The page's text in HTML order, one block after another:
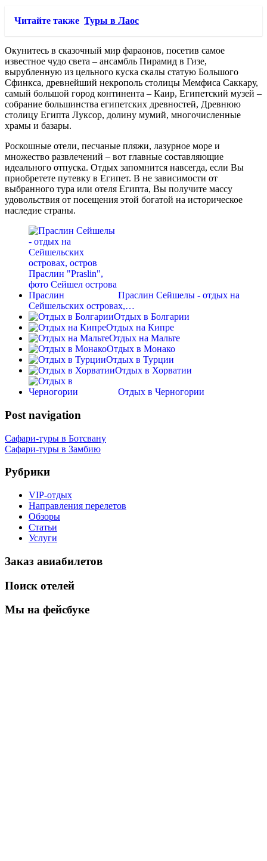
Читайте также Туры в Лаос
Окунитесь в сказочный мир фараонов, посетив самое
известное чудо света – ансамбль Пирамид в Гизе,
вырубленную из цельного куска скалы статую Большого
Сфинкса, древнейший некрополь столицы Мемфиса Саккару,
самый большой город континента – Каир, Египетский музей –
собрание большинства египетских древностей, Древнюю
столицу Египта Луксор, долину мумий, многочисленные
храмы и базары.
Роскошные отели, песчаные пляжи, лазурное море и
множество развлечений – вот главные составляющие
идеального отпуска. Отдых запомнится навсегда, если Вы
приобретете путевку в Египет. В не зависимости от
выбранного тура или отеля Египта, Вы получите массу
удовольствия от посещения этой богатой на историческое
наследие страны.
Праслин Сейшелы - отдых на
Cейшельских островах,…
Отдых в Болгарии
Отдых на Кипре
Отдых на Мальте
Отдых в Монако
Отдых в Турции
Отдых в Хорватии
Отдых в Черногории
Post navigation
Сафари-туры в Ботсвану
Сафари-туры в Замбию
Рубрики
VIP-отдых
Направления перелетов
Обзоры
Статьи
Услуги
Заказ авиабилетов
Поиск отелей
Мы на фейсбуке